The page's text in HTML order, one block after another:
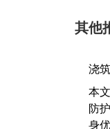
其他
浇
本
防
身